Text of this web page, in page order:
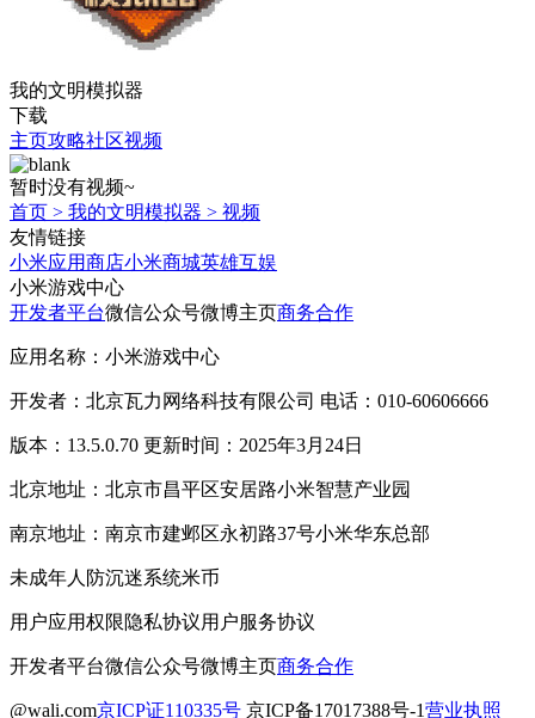
我的文明模拟器
下载
主页攻略社区视频
暂时没有视频~
首页 > 我的文明模拟器 > 视频
友情链接
小米应用商店小米商城英雄互娱
小米游戏中心
开发者平台微信公众号微博主页商务合作
应用名称：小米游戏中心
开发者：北京瓦力网络科技有限公司 电话：010-60606666
版本：13.5.0.70 更新时间：2025年3月24日
北京地址：北京市昌平区安居路小米智慧产业园
南京地址：南京市建邺区永初路37号小米华东总部
未成年人防沉迷系统米币
用户应用权限隐私协议用户服务协议
开发者平台微信公众号微博主页商务合作
@wali.com京ICP证110335号 京ICP备17017388号-1营业执照